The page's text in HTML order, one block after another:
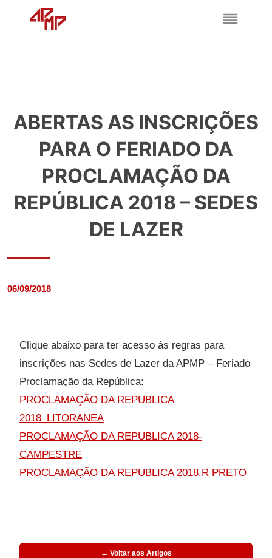
ABERTAS AS INSCRIÇÕES
PARA O FERIADO DA
PROCLAMAÇÃO DA
REPÚBLICA 2018 – SEDES
DE LAZER
06/09/2018
Clique abaixo para ter acesso às regras para
inscrições nas Sedes de Lazer da APMP – Feriado
Proclamação da República:
PROCLAMAÇÃO DA REPUBLICA
2018_LITORANEA
PROCLAMAÇÃO DA REPUBLICA 2018-
CAMPESTRE
PROCLAMAÇÃO DA REPUBLICA 2018.R PRETO
← Voltar aos Artigos